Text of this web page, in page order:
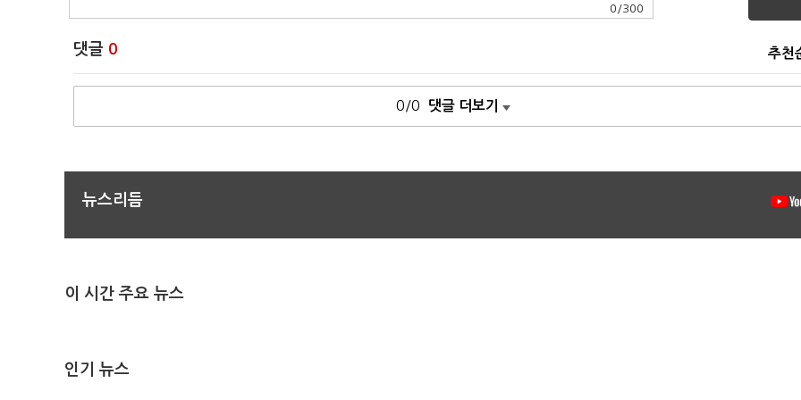
0 /300
댓글 0 추천
0/0 댓글 더보기
뉴스리듬
이 시간 주요 뉴스
인기 뉴스